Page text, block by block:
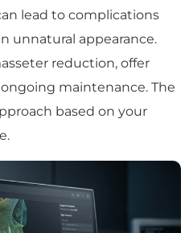
lead to complications
unnatural appearance.
reduction, offer
maintenance. The
based on your